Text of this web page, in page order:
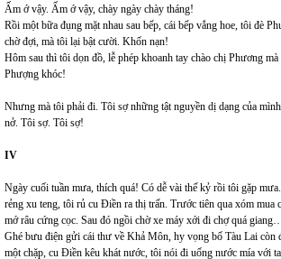
Ấm ớ vậy. Ấm ớ vậy, chày ngày chày tháng!
Rồi một bữa đụng mặt nhau sau bếp, cái bếp vắng hoe, tôi đè
chờ đợi, mà tôi lại bật cười. Khốn nạn!
Hôm sau thì tôi dọn đồ, lễ phép khoanh tay chào chị Phương
Phượng khóc!
Nhưng mà tôi phải đi. Tôi sợ những tật nguyền dị dạng của
nở. Tôi sợ. Tôi sợ!
IV
Ngày cuối tuần mưa, thích quá! Có dễ vài thế kỷ rồi tôi gặp
rẻng xu teng, tôi rủ cu Điền ra thị trấn. Trước tiên qua xóm mua
mớ râu cứng cọc. Sau đó ngồi chờ xe máy xới đi chợ quá
Ghé bưu điện gửi cái thư về Khả Môn, hy vọng bố Tàu Lai còn
một chặp, cu Điền kêu khát nước, tôi nói đi uống nước mía với